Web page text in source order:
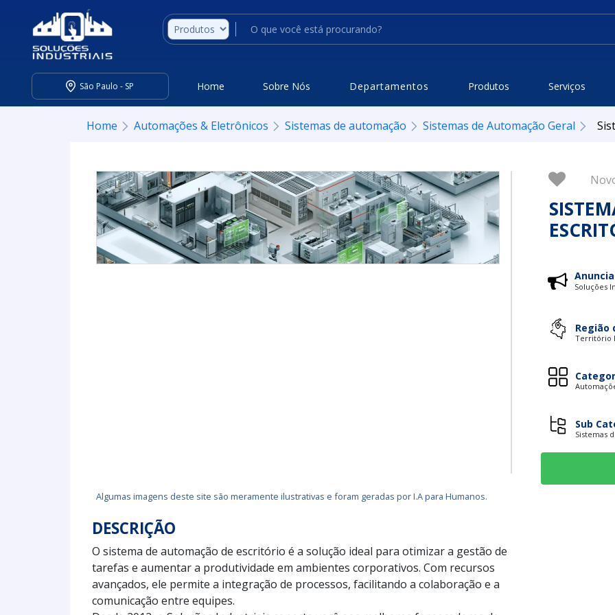
São Paulo - SP Home Sobre Nós Departamentos Produtos Serviços
Home Automações & Eletrônicos Sistemas de automação Sistemas de Automação Geral
Soluções
Região
Território
Sub
Sistemas
Algumas imagens deste site são meramente ilustrativas e foram geradas por I.A para Humanos.
DESCRIÇÃO
O sistema de automação de escritório é a solução ideal para otimizar a gestão de
tarefas e aumentar a produtividade em ambientes corporativos. Com recursos
avançados, ele permite a integração de processos, facilitando a colaboração e a
comunicação entre equipes.